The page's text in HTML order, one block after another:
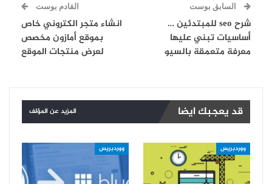
السابق بوست
شرح seo للمبتدئين …
أساسيات تبني عليها
معرفة متعمقة بالسيو
القادم بوست
انشاء متجر الكتروني خاص
بموقع أمازون مخصص
لعرض منتجات الموقع
قد يعجبك ايضا المزيد عن المؤلف
ووردبريس ووردبريس